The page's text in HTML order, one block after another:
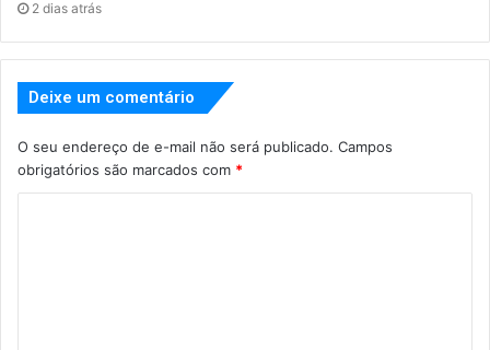
2 dias atrás
Deixe um comentário
O seu endereço de e-mail não será publicado. Campos
obrigatórios são marcados com *